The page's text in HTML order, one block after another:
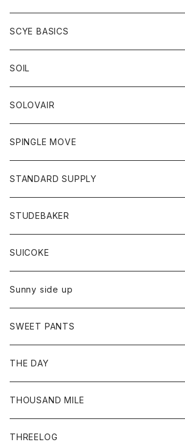
ベスト
ボトム
ワンピース
パーカー
Tシャツ
トップス
Tシャツ
トレーナー
ボトム
ショートパンツ
スカート
レディース
スカート
Tシャツ
アクセサリー
バック
靴
アウター
カーディガン
コート
グッズ
ネクタイ
グローブ
アクセサリー
トップス
カットソー
カーディガン
ボトム
ショートパンツ
パンツ
レディース
カットソー
カーディガン
SCYE BASICS
ボトム
ジーンズ
チノパン
トップス
ポロシャツ
ベスト
靴
SOIL
靴
ワンピース
トップス
カットソー
ボトム
パンツ
オーバーオール
SOLOVAIR
SPINGLE MOVE
STANDARD SUPPLY
財布
バッグ
STUDEBAKER
アクセサリー
ブレスレット
リング
SUICOKE
ブーツ
サンダル
Sunny side up
アウター
Ｇジャン
ボトム
ジーンズ
SWEET PANTS
ボトム
ショートパンツ
THE DAY
トップス
Tシャツ
THOUSAND MILE
THREELOG